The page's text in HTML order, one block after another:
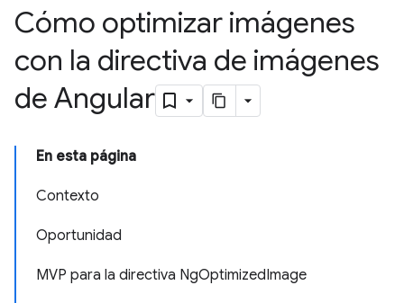
Cómo optimizar imágenes
con la directiva de imágenes
de Angular
En esta página
Contexto
Oportunidad
MVP para la directiva NgOptimizedImage